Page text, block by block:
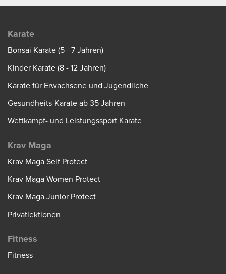
Karate
Bonsai Karate (5 - 7 Jahren)
Kinder Karate (8 - 12 Jahren)
Karate für Erwachsene und Jugendliche
Gesundheits-Karate ab 35 Jahren
Wettkampf- und Leistungssport Karate
Krav Maga
Krav Maga Self Protect
Krav Maga Women Protect
Krav Maga Junior Protect
Privatlektionen
Fitness
Fitness